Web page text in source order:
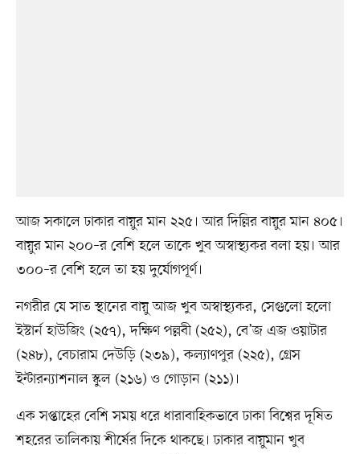
আজ সকালে ঢাকার বায়ুর মান ২২৫। আর দিল্লির বায়ুর মান ৪০৫।
বায়ুর মান ২০০–র বেশি হলে তাকে খুব অস্বাস্থ্যকর বলা হয়। আর
৩০০–র বেশি হলে তা হয় দুর্যোগপূর্ণ।
নগরীর যে সাত স্থানের বায়ু আজ খুব অস্বাস্থ্যকর, সেগুলো হলো
ইস্টার্ন হাউজিং (২৫৭), দক্ষিণ পল্লবী (২৫২), বে’জ এজ ওয়াটার
(২৪৮), বেচারাম দেউড়ি (২৩৯), কল্যাণপুর (২২৫), গ্রেস
ইন্টারন্যাশনাল স্কুল (২১৬) ও গোড়ান (২১১)।
এক সপ্তাহের বেশি সময় ধরে ধারাবাহিকভাবে ঢাকা বিশ্বের দূষিত
শহরের তালিকায় শীর্ষের দিকে থাকছে। ঢাকার বায়ুমান খুব